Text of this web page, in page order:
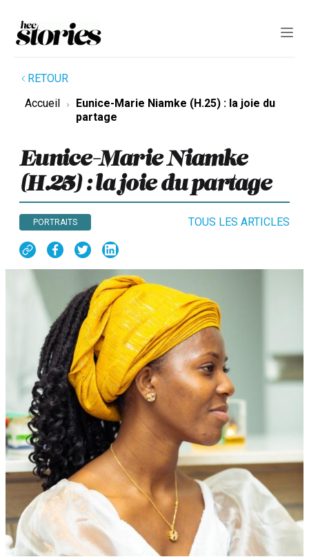
RETOUR
Accueil
Eunice-Marie Niamke (H.25) : la joie du
partage
Eunice-Marie Niamke
(H.25) : la joie du partage
PORTRAITS TOUS LES ARTICLES